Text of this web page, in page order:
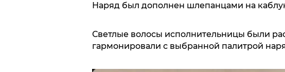
Наряд был дополнен шлепанцами на
Светлые волосы исполнительницы были
гармонировали с выбранной палитрой